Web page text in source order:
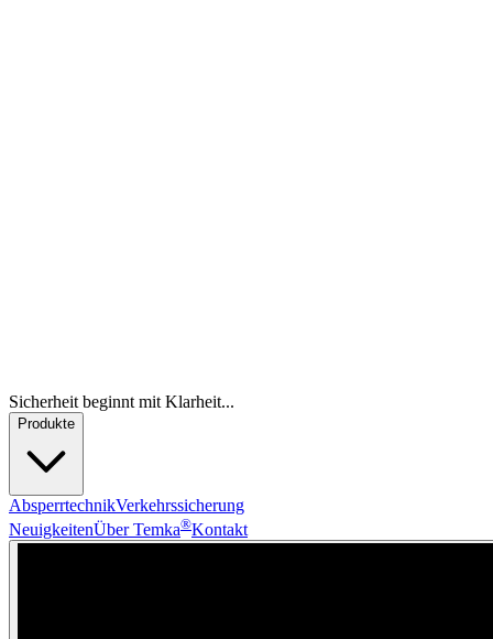
Sicherheit beginnt mit Klarheit...
Produkte
AbsperrtechnikVerkehrssicherung
NeuigkeitenÜber Temka®Kontakt